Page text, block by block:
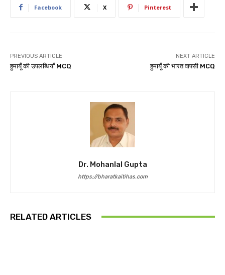
Facebook X Pinterest
PREVIOUS ARTICLE
हुमायूँ की उपलब्धियाँ MCQ
NEXT ARTICLE
हुमायूँ की भारत वापसी MCQ
Dr. Mohanlal Gupta
https://bharatkaitihas.com
RELATED ARTICLES